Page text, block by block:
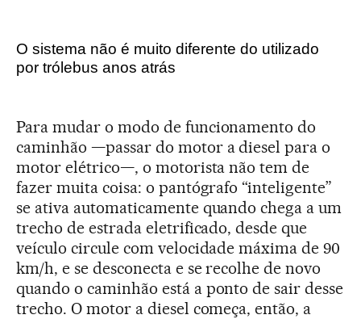
O sistema não é muito diferente do utilizado
por trólebus anos atrás
Para mudar o modo de funcionamento do
caminhão —passar do motor a diesel para o
motor elétrico—, o motorista não tem de
fazer muita coisa: o pantógrafo “inteligente”
se ativa automaticamente quando chega a um
trecho de estrada eletrificado, desde que
veículo circule com velocidade máxima de 90
km/h, e se desconecta e se recolhe de novo
quando o caminhão está a ponto de sair desse
trecho. O motor a diesel começa, então, a